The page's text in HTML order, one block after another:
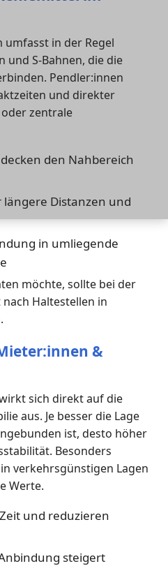
umfasst in der Regel
und S-Bahnen, die die
Pendler:innen
und direkter
zentrale
decken den Nahbereich
längere Distanzen und
in umliegende
möchte, sollte bei der
nach Haltestellen in
&
sich direkt auf die
aus. Je besser die Lage
ist, desto höher
Besonders
in verkehrsgünstigen Lagen
Werte.
und reduzieren
steigert